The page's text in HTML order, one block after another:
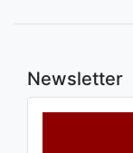
Newsletter